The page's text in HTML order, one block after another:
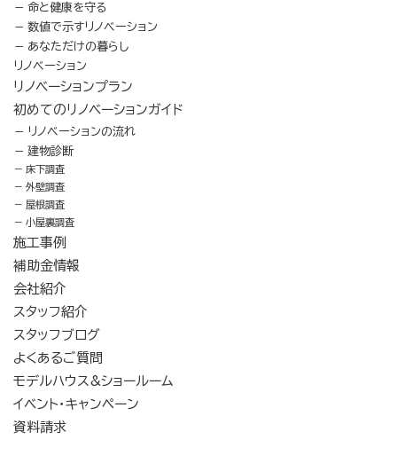
命と健康を守る
数値で示すリノベーション
あなただけの暮らし
リノベーション
リノベーションプラン
初めてのリノベーションガイド
リノベーションの流れ
建物診断
床下調査
外壁調査
屋根調査
小屋裏調査
施工事例
補助金情報
会社紹介
スタッフ紹介
スタッフブログ
よくあるご質問
モデルハウス&ショールーム
イベント・キャンペーン
資料請求